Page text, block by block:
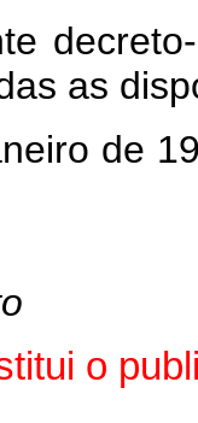
as
de
o